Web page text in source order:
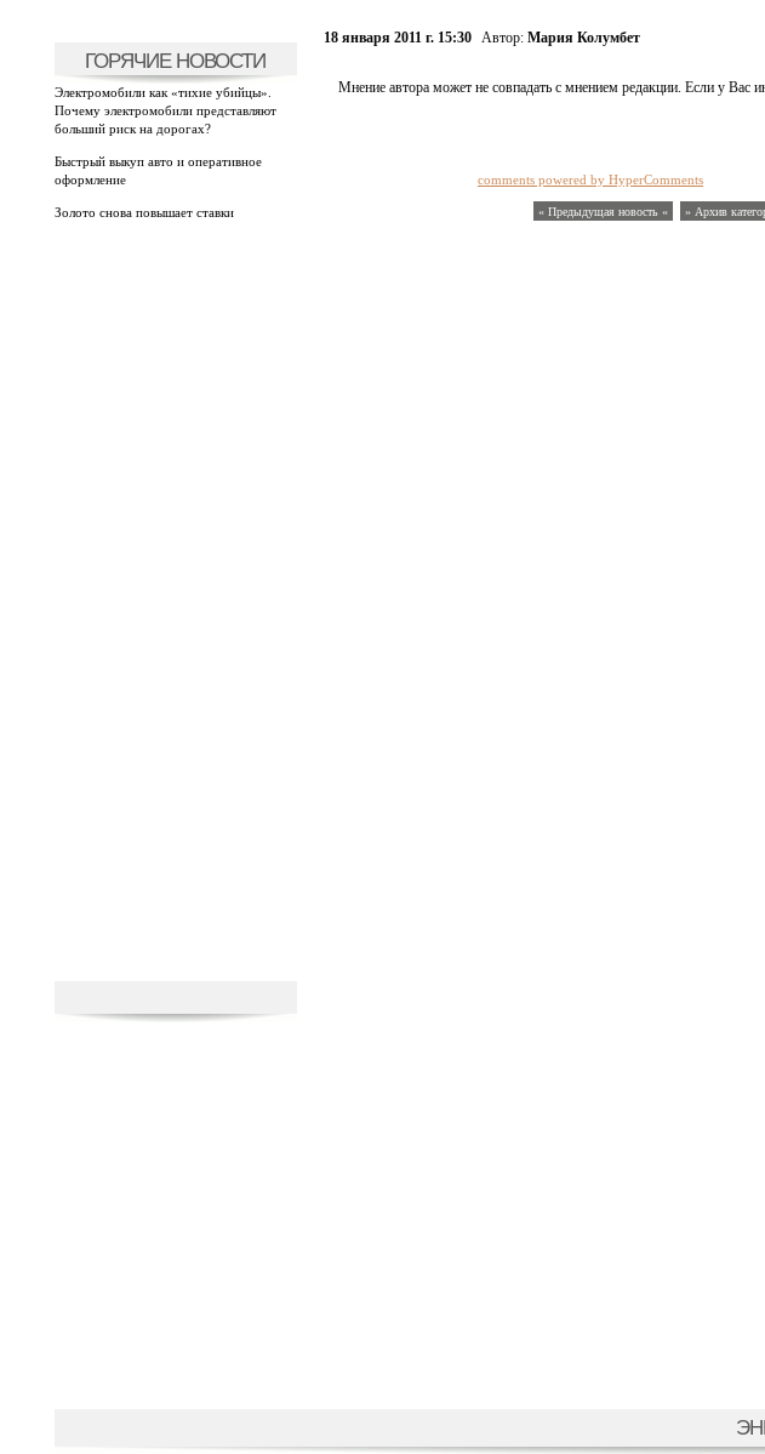
ГОРЯЧИЕ НОВОСТИ
Электромобили как «тихие убийцы».
Почему электромобили представляют
больший риск на дорогах?
Быстрый выкуп авто и оперативное
оформление
Золото снова повышает ставки
18 января 2011 г. 15:30 Автор: Мария Колумбет
Мнение автора может не совпадать с мнением редакции. Если у Вас
comments powered by HyperComments
« Предыдущая новость « » Архив